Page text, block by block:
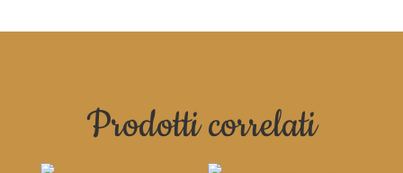
Prodotti correlati